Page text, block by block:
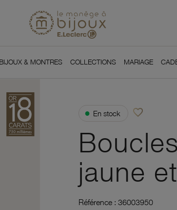
BIJOUX & MONTRES COLLECTIONS MARIAGE
● En stock favorite_borderAjouter à vos
jaune
Référence : 36003950